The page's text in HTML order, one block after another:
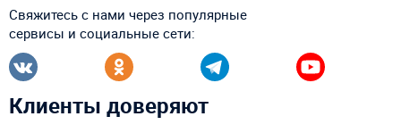
Свяжитесь с нами через популярные
сервисы и социальные сети:
Клиенты доверяют